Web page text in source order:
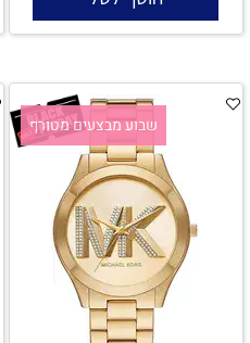
שבוע מבצעים מטורף